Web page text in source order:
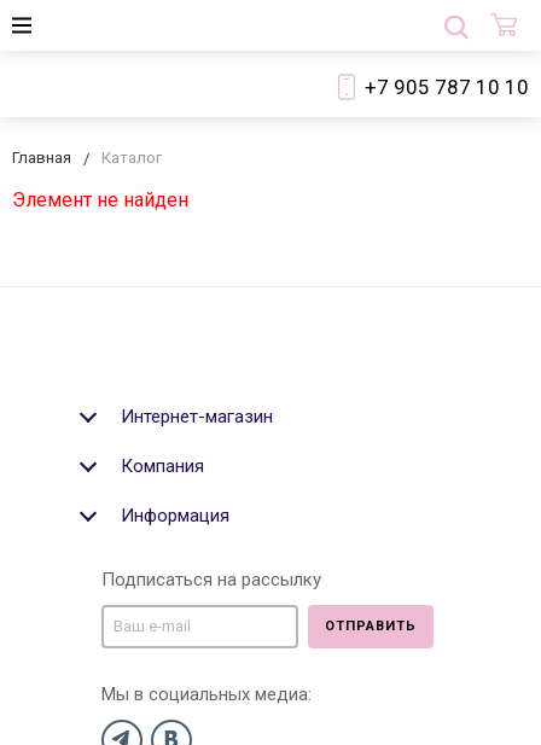
+7 905 787 10 10
Главная Каталог
Элемент не найден
Интернет-магазин
Компания
Информация
Подписаться на рассылку
ОТПРАВИТЬ
Мы в социальных медиа: